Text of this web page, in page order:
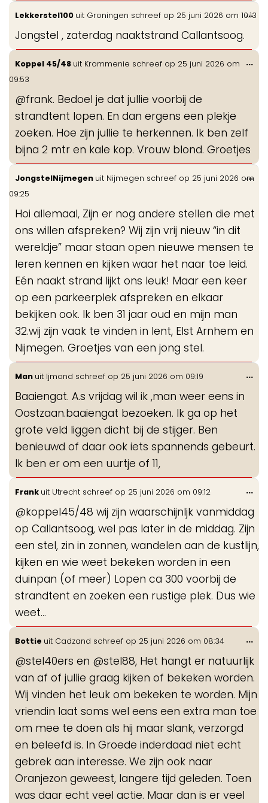
Lekkerstel100 uit Groningen schreef op 25 juni 2026 om 10:13
Jongstel , zaterdag naaktstrand Callantsoog.
...
Koppel 45/48 uit Krommenie schreef op 25 juni 2026 om
09:53
@frank. Bedoel je dat jullie voorbij de
strandtent lopen. En dan ergens een plekje
zoeken. Hoe zijn jullie te herkennen. Ik ben zelf
bijna 2 mtr en kale kop. Vrouw blond. Groetjes
...
JongstelNijmegen uit Nijmegen schreef op 25 juni 2026 om
09:25
Hoi allemaal, Zijn er nog andere stellen die met
ons willen afspreken? Wij zijn vrij nieuw “in dit
wereldje” maar staan open nieuwe mensen te
leren kennen en kijken waar het naar toe leid.
Eén naakt strand lijkt ons leuk! Maar een keer
op een parkeerplek afspreken en elkaar
bekijken ook. Ik ben 31 jaar oud en mijn man
32.wij zijn vaak te vinden in lent, Elst Arnhem en
Nijmegen. Groetjes van een jong stel.
...
Man uit Ijmond schreef op 25 juni 2026 om 09:19
Baaiengat. A.s vrijdag wil ik ,man weer eens in
Oostzaan.baaiengat bezoeken. Ik ga op het
grote veld liggen dicht bij de stijger. Ben
benieuwd of daar ook iets spannends gebeurt.
Ik ben er om een uurtje of 11,
...
Frank uit Utrecht schreef op 25 juni 2026 om 09:12
@koppel45/48 wij zijn waarschijnljk vanmiddag
op Callantsoog, wel pas later in de middag. Zijn
een stel, zin in zonnen, wandelen aan de kustlijn,
kijken en wie weet bekeken worden in een
duinpan (of meer) Lopen ca 300 voorbij de
strandtent en zoeken een rustige plek. Dus wie
weet...
...
Bottie uit Cadzand schreef op 25 juni 2026 om 08:34
@stel40ers en @stel88, Het hangt er natuurlijk
van af of jullie graag kijken of bekeken worden.
Wij vinden het leuk om bekeken te worden. Mijn
vriendin laat soms wel eens een extra man toe
om mee te doen als hij maar slank, verzorgd
en beleefd is. In Groede inderdaad niet echt
gebrek aan interesse. We zijn ook naar
Oranjezon geweest, langere tijd geleden. Toen
was daar echt veel actie. Maar dan is er veel
...